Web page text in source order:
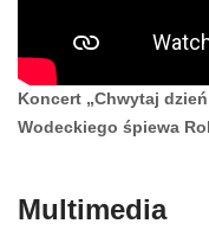
Koncert „Chwytaj
Wodeckiego śpiewa
Multimedia